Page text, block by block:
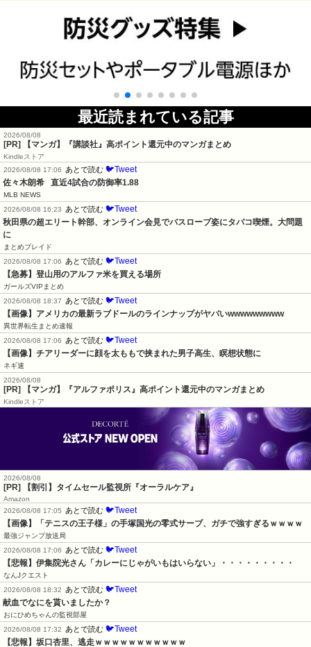
最近読まれている記事
2026/08/08
[PR] 【マンガ】『講談社』高ポイント還元中のマンガまとめ
Kindleストア
2026/08/08 17:06 あとで読む 🐦Tweet
佐々木朗希   直近4試合の防御率1.88
MLB NEWS
2026/08/08 16:23 あとで読む 🐦Tweet
秋田県の超エリート幹部、オンライン会見でバスローブ姿にタバコ喫煙。大問題
に
まとめブレイド
2026/08/08 17:06 あとで読む 🐦Tweet
【急募】登山用のアルファ米を買える場所
ガールズVIPまとめ
2026/08/08 18:37 あとで読む 🐦Tweet
【画像】アメリカの最新ラブドールのラインナップがヤバいwwwwwwwww
異世界転生まとめ速報
2026/08/08 17:06 あとで読む 🐦Tweet
【画像】チアリーダーに顔を太ももで挟まれた男子高生、瞑想状態に
ネギ速
2026/08/08
[PR] 【マンガ】『アルファポリス』高ポイント還元中のマンガまとめ
Kindleストア
2026/08/08
[PR] 【割引】タイムセール監視所『オーラルケア』
Amazon
2026/08/08 17:05
あとで読む 🐦Tweet
【画像】「テニスの王子様」の手塚国光の零式サーブ、ガチで強すぎるｗｗｗｗ
最強ジャンプ放送局
2026/08/08 17:06
あとで読む 🐦Tweet
【悲報】伊集院光さん「カレーにじゃがいもはいらない」・・・・・・・・・
なんJクエスト
2026/08/08 18:32
あとで読む 🐦Tweet
献血でなにを貰いましたか？
おにひめちゃんの監視部屋
2026/08/08 17:32
あとで読む 🐦Tweet
【悲報】坂口杏里、逃走ｗｗｗｗｗｗｗｗｗｗｗ